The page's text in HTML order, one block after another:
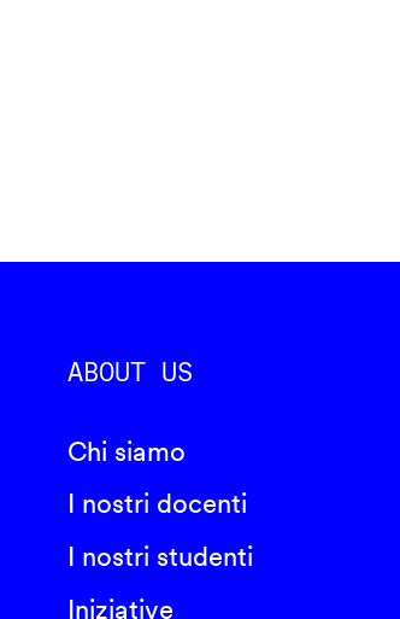
ABOUT US
Chi siamo
I nostri docenti
I nostri studenti
Iniziative